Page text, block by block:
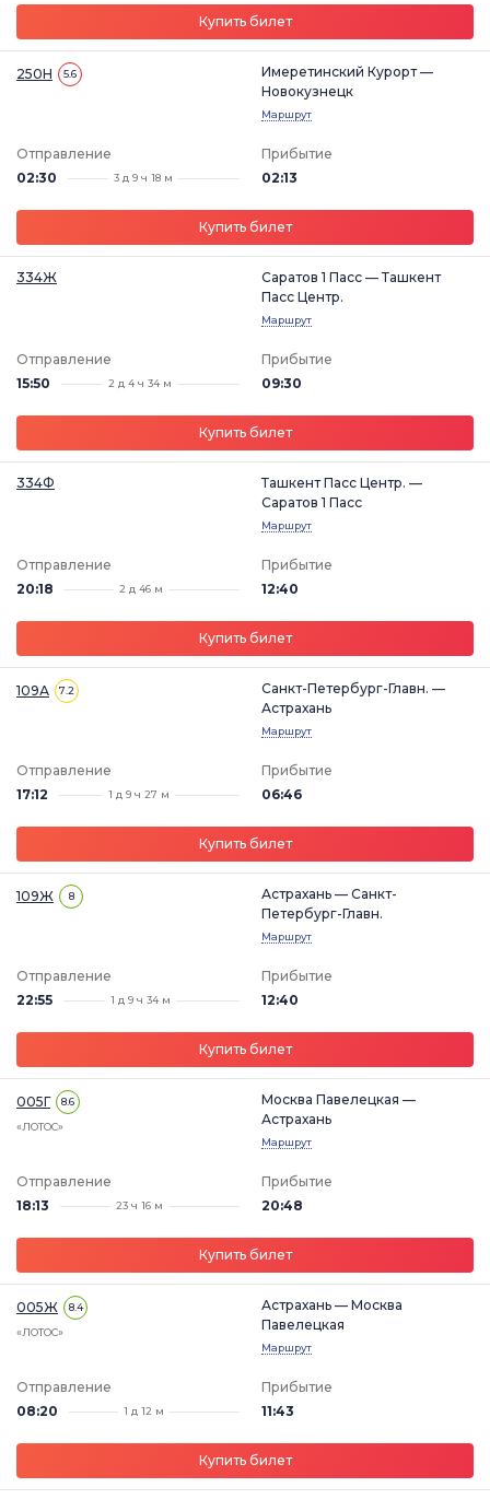
Купить билет
250Н 5.6
Имеретинский Курорт —
Новокузнецк
Маршрут
Отправление
02:30
3 д 9 ч 18 м
Прибытие
02:13
Купить билет
334Ж
Саратов 1 Пасс — Ташкент
Пасс Центр.
Маршрут
Отправление
15:50
2 д 4 ч 34 м
Прибытие
09:30
Купить билет
334Ф
Ташкент Пасс Центр. —
Саратов 1 Пасс
Маршрут
Отправление
20:18
2 д 46 м
Прибытие
12:40
Купить билет
109А 7.2
Санкт-Петербург-Главн. —
Астрахань
Маршрут
Отправление
17:12
1 д 9 ч 27 м
Прибытие
06:46
Купить билет
109Ж 8
Астрахань — Санкт-
Петербург-Главн.
Маршрут
Отправление
22:55
1 д 9 ч 34 м
Прибытие
12:40
Купить билет
005Г 8.6
«ЛОТОС»
Москва Павелецкая —
Астрахань
Маршрут
Отправление
18:13
23 ч 16 м
Прибытие
20:48
Купить билет
005Ж 8.4
«ЛОТОС»
Астрахань — Москва
Павелецкая
Маршрут
Отправление
08:20
1 д 12 м
Прибытие
11:43
Купить билет